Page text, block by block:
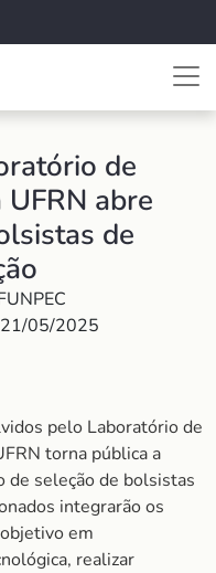
de
abre
de
21/05/2025
pelo Laboratório de
torna pública a
de seleção de bolsistas
integrarão os
em
realizar